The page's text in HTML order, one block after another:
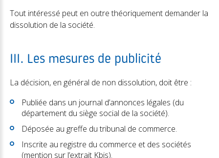
Tout intéressé peut en outre théoriquement demander la
dissolution de la société.
III. Les mesures de publicité
La décision, en général de non dissolution, doit être :
Publiée dans un journal d’annonces légales (du
département du siège social de la société).
Déposée au greffe du tribunal de commerce.
Inscrite au registre du commerce et des sociétés
(mention sur l’extrait Kbis).